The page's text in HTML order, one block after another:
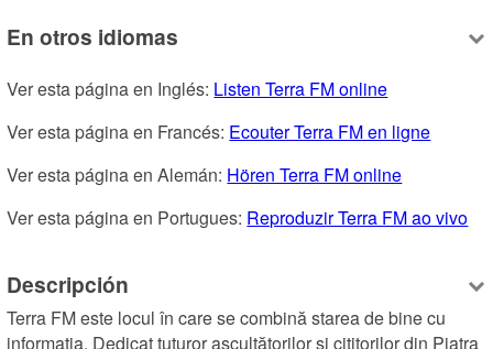
En otros idiomas
Ver esta página en Inglés: Listen Terra FM online
Ver esta página en Francés: Ecouter Terra FM en ligne
Ver esta página en Alemán: Hören Terra FM online
Ver esta página en Portugues: Reproduzir Terra FM ao vivo
Descripción
Terra FM este locul în care se combină starea de bine cu
informația. Dedicat tuturor ascultătorilor și cititorilor din Piatra